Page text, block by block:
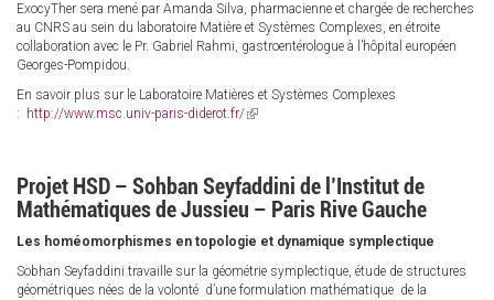
ExocyTher sera mené par Amanda Silva, pharmacienne et chargée de recherches
au CNRS au sein du laboratoire Matière et Systèmes Complexes, en étroite
collaboration avec le Pr. Gabriel Rahmi, gastroentérologue à l’hôpital européen
Georges-Pompidou.
En savoir plus sur le Laboratoire Matières et Systèmes Complexes
: http://www.msc.univ-paris-diderot.fr/(link
Projet HSD – Sohban Seyfaddini de l’Institut de
Mathématiques de Jussieu – Paris Rive Gauche
Les homéomorphismes en topologie et dynamique symplectique
Sobhan Seyfaddini travaille sur la géométrie symplectique, étude de structures
géométriques nées de la volonté d’une formulation mathématique de la